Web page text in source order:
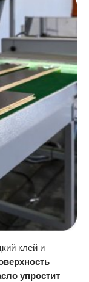
клей и
упростит